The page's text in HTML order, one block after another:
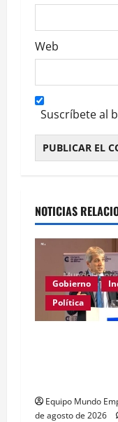
Web
Suscríbete al
NOTICIAS
Gobierno
Política
Equipo Mundo
de agosto de 2026